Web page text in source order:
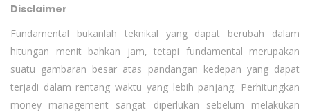
Disclaimer
Fundamental bukanlah teknikal yang dapat berubah dalam
hitungan menit bahkan jam, tetapi fundamental merupakan
suatu gambaran besar atas pandangan kedepan yang dapat
terjadi dalam rentang waktu yang lebih panjang. Perhitungkan
money management sangat diperlukan sebelum melakukan